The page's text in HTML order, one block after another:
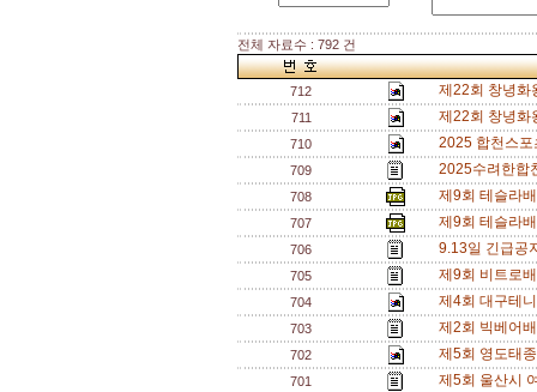
전체 자료수 : 792 건
712 제22회 창녕화
711 제22회 창녕화
710 2025 합천스
709 2025수려한합
708 제9회 테슬라
707 제9회 테슬라
706 9.13일 긴급공
705 제9회 비트로
704 제4회 대구테
703 제2회 빅베어
702 제5회 영도태
701 제5회 울산시